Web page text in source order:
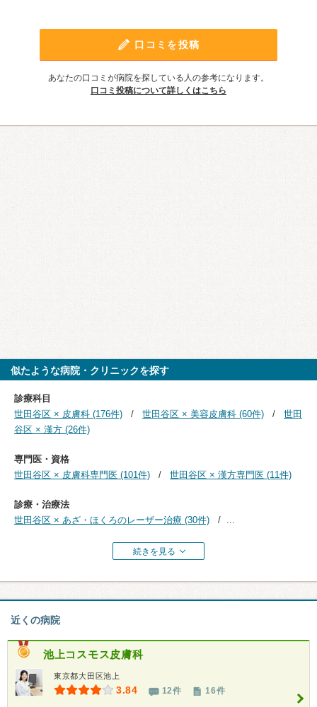
口コミを投稿
あなたの口コミが病院を探している人の参考になります。
口コミ投稿について詳しくはこちら
似たような病院・クリニックを探す
診療科目
世田谷区 × 皮膚科 (176件)
世田谷区 × 美容皮膚科 (60件)
世田
谷区 × 漢方 (26件)
専門医・資格
世田谷区 × 皮膚科専門医 (101件)
世田谷区 × 漢方専門医 (11件)
診療・治療法
世田谷区 × あざ・ほくろのレーザー治療 (30件)
...
続きを見る
近くの病院
池上コスモス皮膚科
東京都大田区池上
3.84 12件 16件